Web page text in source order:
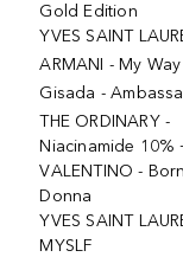
Gold Edition
YVES SAINT
ARMANI - My Way
Gisada -
THE ORDINARY -
Niacinamide 10%
VALENTINO -
Donna
YVES SAINT
MYSLF